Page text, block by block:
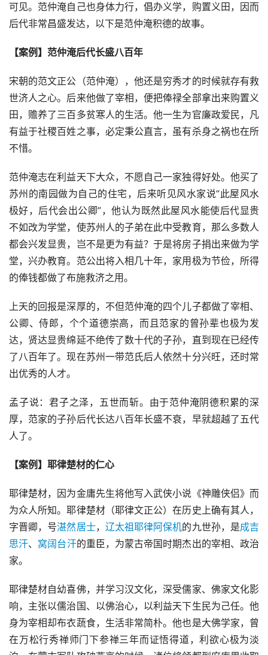
可见。范仲淹自己也身体力行，倡办义学，购置义田，因而
后代非常昌盛发达，以下是范仲淹积德的故事。
【案例】范仲淹后代长盛八百年
宋朝的范文正公（范仲淹），他还是穷秀才的时候就存有救
世济人之心。后来他做了宰相，便把俸禄全部拿出来购置义
田，赡养了三百多贫寒人的生活。他一生为官廉政爱民，凡
有益于社稷百姓之事，必定秉公直言，虽有杀身之祸也在所
不惜。
范仲淹志在利益天下大众，不愿自己一家独得好处。他买了
苏州的南园做为自己的住宅，后来听见风水家说“此屋风水
极好，后代会出公卿”，他认为既然此屋风水能使后代显贵
不如改为学堂，使苏州人的子弟在此中受教育，那么多数人
都会兴发显贵，岂不是更为有益？于是将房子捐出来做为学
堂，兴办教育。范公出将入相几十年，家用极为节俭，所得
的俸钱都做了布施救济之用。
上天的回报是深厚的，不但范仲淹的四个儿子都做了宰相、
公卿、侍郎，个个道德崇高，而且范家的曾孙辈也极为发
达，贤达显贵绵延不绝传了数十代的子孙，直到现在已经传
了八百年了。现在苏州一带范氏后人依然十分兴旺，还时常
出优秀的人才。
孟子说：君子之泽，五世而斩。由于范仲淹阴德积累的深
厚，范家的子孙后代长达八百年长盛不衰，早就超越了五代
人了。
【案例】耶律楚材的仁心
耶律楚材，因为金庸先生将他写入武侠小说《神雕侠侣》而
为众人所知。耶律楚材（耶律文正公）在历史上确有其人，
字晋卿，号湛然居士， 辽太祖耶律阿保机的九世孙，是成吉
思汗、 窝阔台汗的重臣，为蒙古帝国时期杰出的宰相、政治
家。
耶律楚材自幼喜佛，并学习汉文化，深受儒家、佛家文化影
响，主张以儒治国、以佛治心，以利益天下生民为己任。他
身为宰相却布衣蔬食，生活非常简朴。他也是大佛学家，曾
在万松行秀禅师门下参禅三年而证悟得道，利欲心极为淡